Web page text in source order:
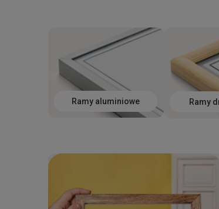
Ramy aluminiowe Ramy